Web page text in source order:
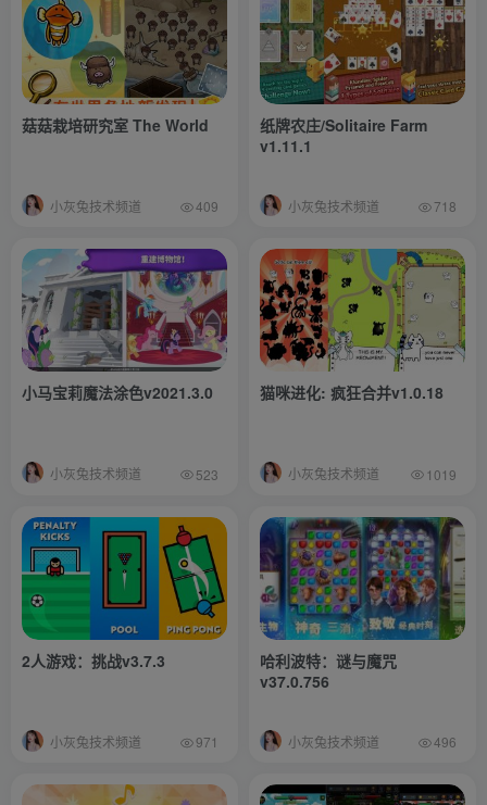
菇菇栽培研究室 The World
小灰兔技术频道 409
纸牌农庄/Solitaire Farm
v1.11.1
小灰兔技术频道 718
小马宝莉魔法涂色v2021.3.0
小灰兔技术频道 523
猫咪进化: 疯狂合并v1.0.18
小灰兔技术频道 1019
2人游戏：挑战v3.7.3
小灰兔技术频道 971
哈利波特：谜与魔咒
v37.0.756
小灰兔技术频道 496